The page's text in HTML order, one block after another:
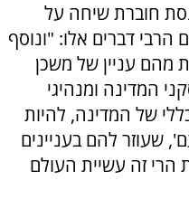
חוברת שיחה על
הרבי דברים אלו: "ונוסף
מהם עניין של משכן
המדינה ומנהיגי
של המדינה, להיות
שעוזר להם בעניינים
זה עשיית העולם